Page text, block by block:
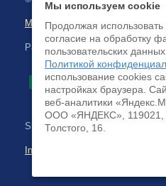
Map of site
Payment by credit cards available
Site development:
Internet business systems
Мы используем cookie
Продолжая
согласие на обработку
пользовательских
Политикой
использование cookies
настройках браузера.
веб-аналитики
ООО «ЯНДЕКС», 119021,
Толстого, 16.